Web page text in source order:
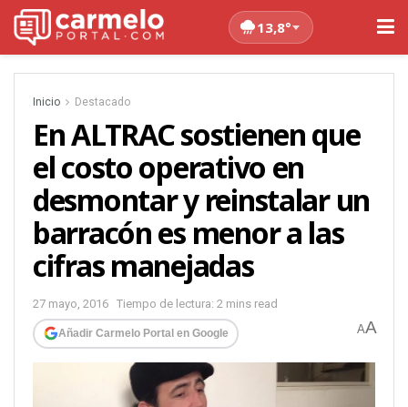
13,8°
Inicio Destacado
En ALTRAC sostienen que
el costo operativo en
desmontar y reinstalar un
barracón es menor a las
cifras manejadas
27 mayo, 2016 Tiempo de lectura: 2 mins read
Añadir Carmelo Portal en Google AA